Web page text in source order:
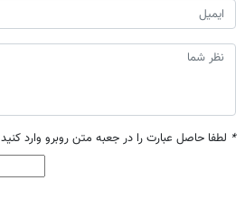
* لطفا حاصل عبارت را در جعبه متن روبرو وارد کنید